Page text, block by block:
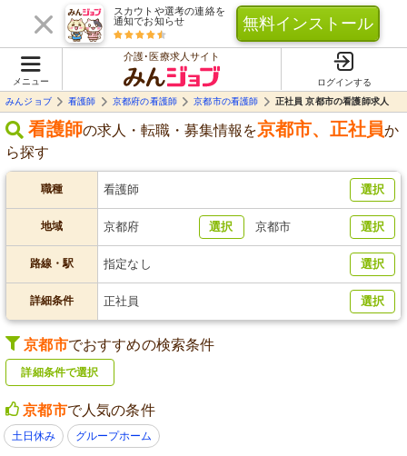
スカウトや選考の連絡を
通知でお知らせ
無料インストール
メニュー
介護･医療求人サイト
ログインする
みんジョブ
看護師 京都府の看護師 京都市の看護師 正社員 京都市の看護師求人
看護師の求人・転職・募集情報を京都市、 正社員か
ら探す
職種 看護師 選択
地域 京都府 選択 京都市 選択
路線・駅 指定なし 選択
詳細条件 正社員 選択
京都市でおすすめの検索条件
詳細条件で選択
京都市で人気の条件
土日休み グループホーム